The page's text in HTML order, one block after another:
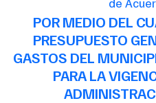
POR MEDIO DEL
PRESUPUESTO
GASTOS DEL
PARA LA